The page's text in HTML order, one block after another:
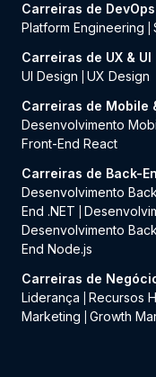
Carreiras de
Platform Engineering
Carreiras de UX & UI
UI Design
UX Design
Carreiras de Mobile
Desenvolvimento
Front-End React
Carreiras de Back-
Desenvolvimento
End .NET
Desenvolvimento
End Node.js
Carreiras de
Liderança
Recursos
Marketing
Growth